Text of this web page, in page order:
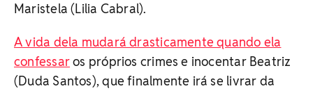
Maristela (Lilia Cabral).
A vida dela mudará drasticamente quando ela
confessaros próprios crimes e inocentar Beatriz
(Duda Santos), que finalmente irá se livrar da